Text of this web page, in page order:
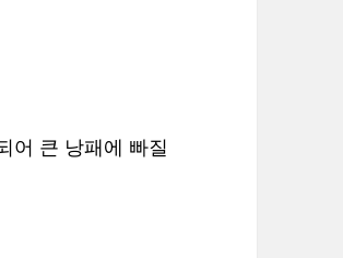
어 큰 낭패에 빠질